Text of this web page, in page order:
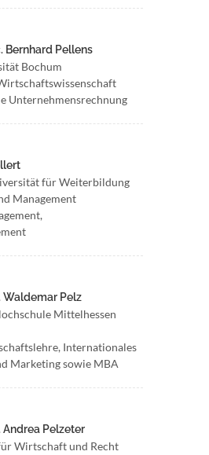
Bernhard Pellens
Bochum
Unternehmensrechnung
für Weiterbildung
Management
Waldemar Pelz
Mittelhessen
Internationales
Marketing sowie MBA
Andrea Pelzeter
Wirtschaft und Recht